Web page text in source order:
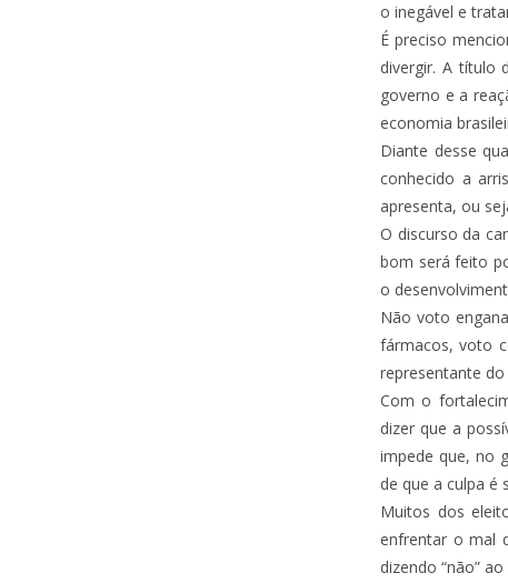
o inegável e
É preciso
divergir. A título
governo e a
economia
Diante desse
conhecido a
apresenta, ou
O discurso da
bom será feito
o
Não voto
fármacos, voto
representante do
Com o
dizer que a
impede que, no
de que a culpa é
Muitos dos
enfrentar o mal
dizendo “não” ao